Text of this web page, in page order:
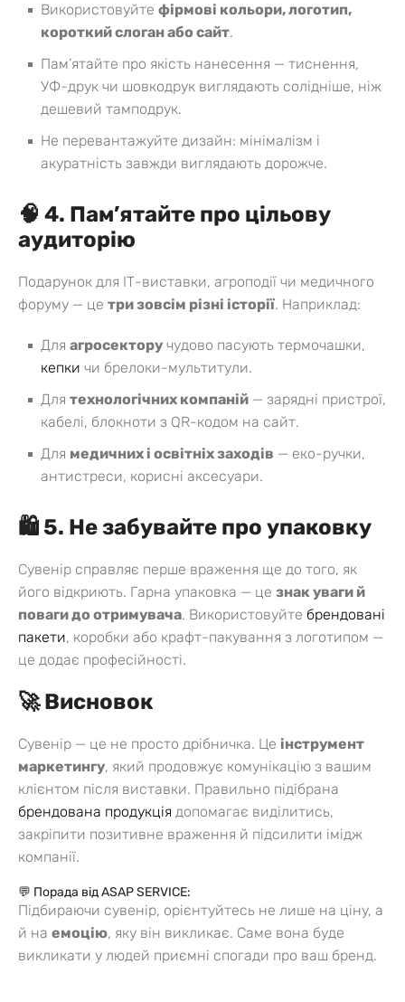
Використовуйте фірмові кольори, логотип,
короткий слоган або сайт.
Пам’ятайте про якість нанесення — тиснення,
УФ-друк чи шовкодрук виглядають солідніше, ніж
дешевий тамподрук.
Не перевантажуйте дизайн: мінімалізм і
акуратність завжди виглядають дорожче.
🧠 4. Пам’ятайте про цільову
аудиторію
Подарунок для ІТ-виставки, агроподії чи медичного
форуму — це три зовсім різні історії. Наприклад:
Для агросектору чудово пасують термочашки,
кепки чи брелоки-мультитули.
Для технологічних компаній — зарядні пристрої,
кабелі, блокноти з QR-кодом на сайт.
Для медичних і освітніх заходів — еко-ручки,
антистреси, корисні аксесуари.
🛍 5. Не забувайте про упаковку
Сувенір справляє перше враження ще до того, як
його відкриють. Гарна упаковка — це знак уваги й
поваги до отримувача. Використовуйте брендовані
пакети, коробки або крафт-пакування з логотипом —
це додає професійності.
🚀 Висновок
Сувенір — це не просто дрібничка. Це інструмент
маркетингу, який продовжує комунікацію з вашим
клієнтом після виставки. Правильно підібрана
брендована продукція допомагає виділитись,
закріпити позитивне враження й підсилити імідж
компанії.
💬 Порада від ASAP SERVICE:
Підбираючи сувенір, орієнтуйтесь не лише на ціну, а
й на емоцію, яку він викликає. Саме вона буде
викликати у людей приємні спогади про ваш бренд.